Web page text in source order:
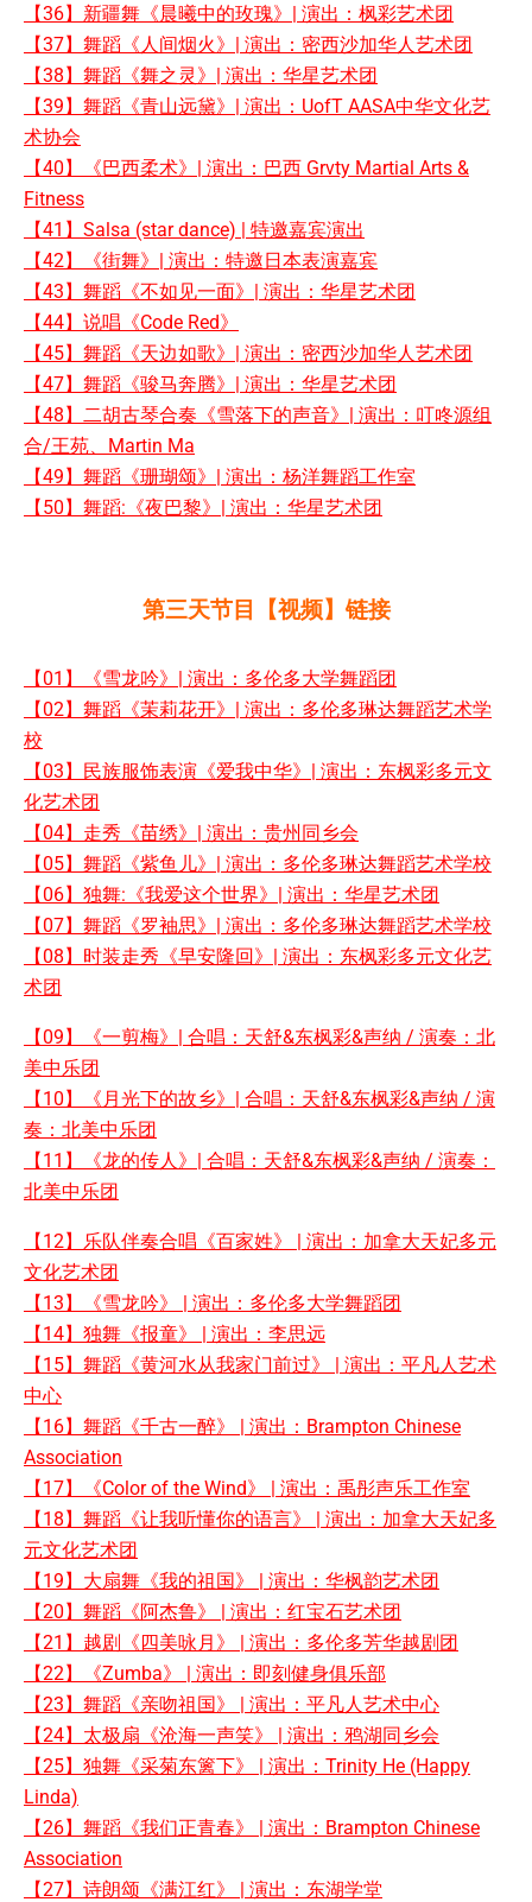
【36】新疆舞《晨曦中的玫瑰》| 演出：枫彩艺术团
【37】舞蹈《人间烟火》| 演出：密西沙加华人艺术团
【38】舞蹈《舞之灵》| 演出：华星艺术团
【39】舞蹈《青山远黛》| 演出：UofT AASA中华文化艺
术协会
【40】《巴西柔术》| 演出：巴西 Grvty Martial Arts &
Fitness
【41】Salsa (star dance) | 特邀嘉宾演出
【42】《街舞》| 演出：特邀日本表演嘉宾
【43】舞蹈《不如见一面》| 演出：华星艺术团
【44】说唱《Code Red》
【45】舞蹈《天边如歌》| 演出：密西沙加华人艺术团
【47】舞蹈《骏马奔腾》| 演出：华星艺术团
【48】二胡古琴合奏《雪落下的声音》| 演出：叮咚源组
合/王苑、Martin Ma
【49】舞蹈《珊瑚颂》| 演出：杨洋舞蹈工作室
【50】舞蹈:《夜巴黎》| 演出：华星艺术团
第三天节目【视频】链接
【01】《雪龙吟》| 演出：多伦多大学舞蹈团
【02】舞蹈《茉莉花开》| 演出：多伦多琳达舞蹈艺术学
校
【03】民族服饰表演《爱我中华》| 演出：东枫彩多元文
化艺术团
【04】走秀《苗绣》| 演出：贵州同乡会
【05】舞蹈《紫鱼儿》| 演出：多伦多琳达舞蹈艺术学校
【06】独舞:《我爱这个世界》| 演出：华星艺术团
【07】舞蹈《罗袖思》| 演出：多伦多琳达舞蹈艺术学校
【08】时装走秀《早安隆回》| 演出：东枫彩多元文化艺
术团
【09】《一剪梅》| 合唱：天舒&东枫彩&声纳 / 演奏：北
美中乐团
【10】《月光下的故乡》| 合唱：天舒&东枫彩&声纳 / 演
奏：北美中乐团
【11】《龙的传人》| 合唱：天舒&东枫彩&声纳 / 演奏：
北美中乐团
【12】乐队伴奏合唱《百家姓》 | 演出：加拿大天妃多元
文化艺术团
【13】《雪龙吟》 | 演出：多伦多大学舞蹈团
【14】独舞《报童》 | 演出：李思远
【15】舞蹈《黄河水从我家门前过》 | 演出：平凡人艺术
中心
【16】舞蹈《千古一醉》 | 演出：Brampton Chinese
Association
【17】《Color of the Wind》 | 演出：禹彤声乐工作室
【18】舞蹈《让我听懂你的语言》 | 演出：加拿大天妃多
元文化艺术团
【19】大扇舞《我的祖国》 | 演出：华枫韵艺术团
【20】舞蹈《阿杰鲁》 | 演出：红宝石艺术团
【21】越剧《四美咏月》 | 演出：多伦多芳华越剧团
【22】《Zumba》 | 演出：即刻健身俱乐部
【23】舞蹈《亲吻祖国》 | 演出：平凡人艺术中心
【24】太极扇《沧海一声笑》 | 演出：鸦湖同乡会
【25】独舞《采菊东篱下》 | 演出：Trinity He (Happy
Linda)
【26】舞蹈《我们正青春》 | 演出：Brampton Chinese
Association
【27】诗朗颂《满江红》 | 演出：东湖学堂